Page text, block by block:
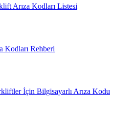
Arıza Kodları Listesi
Kodları Rehberi
İçin Bilgisayarlı Arıza Kodu